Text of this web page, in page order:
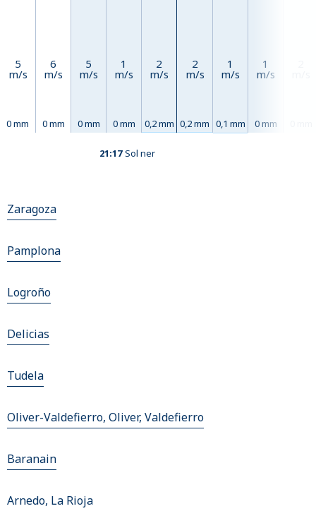
5
m/s
0 mm
6
m/s
0 mm
5
m/s
0 mm
1
m/s
0 mm
2
m/s
0,2 mm
2
m/s
0,2 mm
1
m/s
0,1 mm
1
m/s
0 mm
21:17 Sol ner
Zaragoza
Pamplona
Logroño
Delicias
Tudela
Oliver-Valdefierro, Oliver, Valdefierro
Baranain
Arnedo, La Rioja